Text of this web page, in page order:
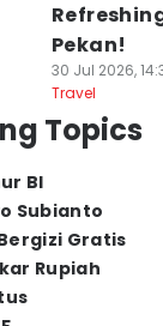
Pekan!
30 Jul 2026,
Travel
Topics
BI
Subianto
Gratis
Rupiah